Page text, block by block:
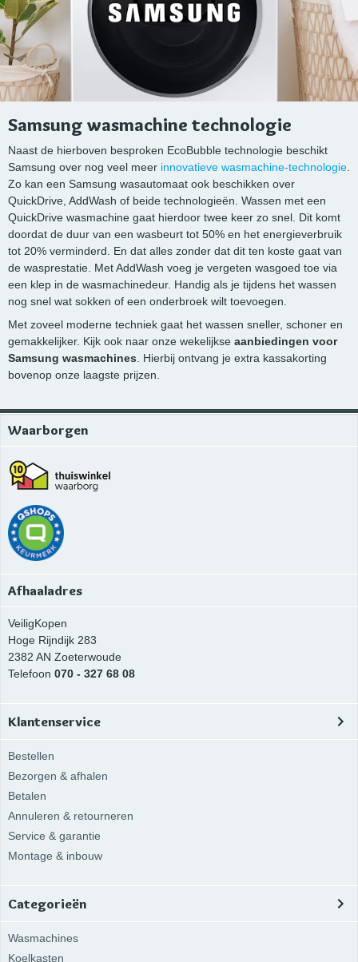
Samsung wasmachine technologie
Naast de hierboven besproken EcoBubble technologie beschikt
Samsung over nog veel meer innovatieve wasmachine-technologie.
Zo kan een Samsung wasautomaat ook beschikken over
QuickDrive, AddWash of beide technologieën. Wassen met een
QuickDrive wasmachine gaat hierdoor twee keer zo snel. Dit komt
doordat de duur van een wasbeurt tot 50% en het energieverbruik
tot 20% verminderd. En dat alles zonder dat dit ten koste gaat van
de wasprestatie. Met AddWash voeg je vergeten wasgoed toe via
een klep in de wasmachinedeur. Handig als je tijdens het wassen
nog snel wat sokken of een onderbroek wilt toevoegen.
Met zoveel moderne techniek gaat het wassen sneller, schoner en
gemakkelijker. Kijk ook naar onze wekelijkse aanbiedingen voor
Samsung wasmachines. Hierbij ontvang je extra kassakorting
bovenop onze laagste prijzen.
Waarborgen
Afhaaladres
VeiligKopen
Hoge Rijndijk 283
2382 AN Zoeterwoude
Telefoon 070 - 327 68 08
Klantenservice
Bestellen
Bezorgen & afhalen
Betalen
Annuleren & retourneren
Service & garantie
Montage & inbouw
Categorieën
Wasmachines
Koelkasten